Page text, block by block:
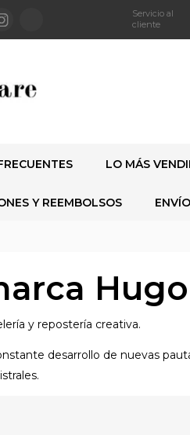
Servicio al
cliente
LO MÁS
Y REEMBOLSOS
y repostería creativa.
desarrollo de nuevas